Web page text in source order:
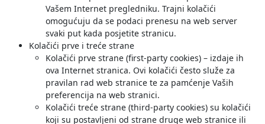
Vašem Internet pregledniku. Trajni kolačići
omogućuju da se podaci prenesu na web server
svaki put kada posjetite stranicu.
Kolačići prve i treće strane
Kolačići prve strane (first-party cookies) – izdaje ih
ova Internet stranica. Ovi kolačići često služe za
pravilan rad web stranice te za pamćenje Vaših
preferencija na web stranici.
Kolačići treće strane (third-party cookies) su kolačići
koji su postavljeni od strane druge web stranice ili